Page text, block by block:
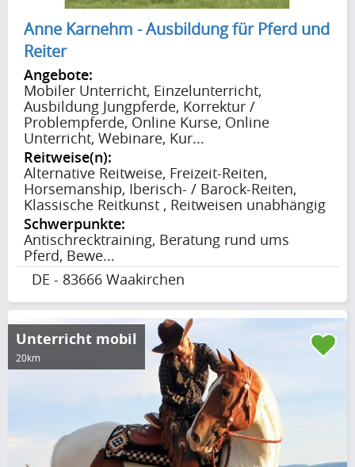
Anne Karnehm - Ausbildung für Pferd und
Reiter
Angebote:
Mobiler Unterricht, Einzelunterricht,
Ausbildung Jungpferde, Korrektur /
Problempferde, Online Kurse, Online
Unterricht, Webinare, Kur...
Reitweise(n):
Alternative Reitweise, Freizeit-Reiten,
Horsemanship, Iberisch- / Barock-Reiten,
Klassische Reitkunst , Reitweisen unabhängig
Schwerpunkte:
Antischrecktraining, Beratung rund ums
Pferd, Bewe...
DE - 83666 Waakirchen
Unterricht mobil
20km